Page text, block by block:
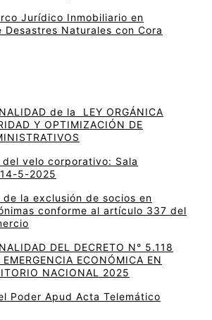
Jurídico Inmobiliario en
Desastres Naturales con Cora
de la LEY ORGÁNICA
Y OPTIMIZACIÓN DE
velo corporativo: Sala
5-2025
la exclusión de socios en
conforme al artículo 337 del
DEL DECRETO N° 5.118
EMERGENCIA ECONÓMICA EN
NACIONAL 2025
Poder Apud Acta Telemático